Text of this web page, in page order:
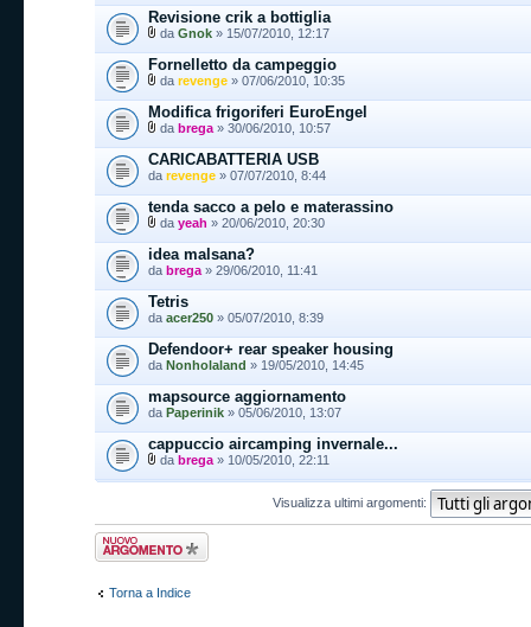
Revisione crik a bottiglia
da Gnok » 15/07/2010, 12:17
Fornelletto da campeggio
da revenge » 07/06/2010, 10:35
Modifica frigoriferi EuroEngel
da brega » 30/06/2010, 10:57
CARICABATTERIA USB
da revenge » 07/07/2010, 8:44
tenda sacco a pelo e materassino
da yeah » 20/06/2010, 20:30
idea malsana?
da brega » 29/06/2010, 11:41
Tetris
da acer250 » 05/07/2010, 8:39
Defendoor+ rear speaker housing
da Nonholaland » 19/05/2010, 14:45
mapsource aggiornamento
da Paperinik » 05/06/2010, 13:07
cappuccio aircamping invernale...
da brega » 10/05/2010, 22:11
Visualizza ultimi argomenti:
Scrivi un nuovo
argomento
Torna a Indice